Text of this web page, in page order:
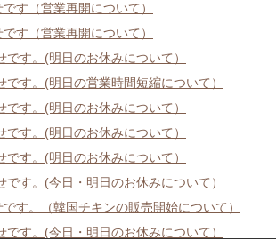
す（営業再開について）
す（営業再開について）
です。(明日のお休みについて）
です。(明日の営業時間短縮について）
です。(明日のお休みについて）
です。(明日のお休みについて）
です。(明日のお休みについて）
です。(今日・明日のお休みについて）
す。（韓国チキンの販売開始について）
です。(今日・明日のお休みについて）